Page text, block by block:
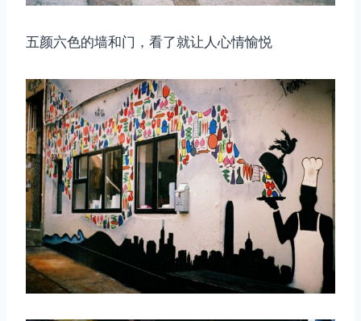
五颜六色的墙和门，看了就让人心情愉悦